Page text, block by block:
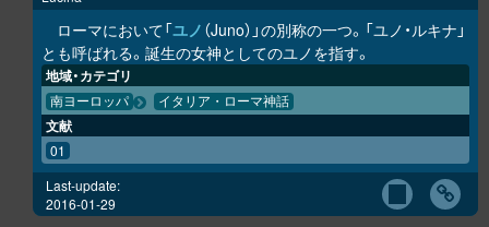
ローマにおいて「ユノ （Juno）」の別称の一つ。「ユノ・ルキナ」
とも呼ばれる。誕生の女神としてのユノを指す。
地域・カテゴリ
南ヨーロッパ イタリア・ローマ神話
文献
01
Last-update:
2016-01-29